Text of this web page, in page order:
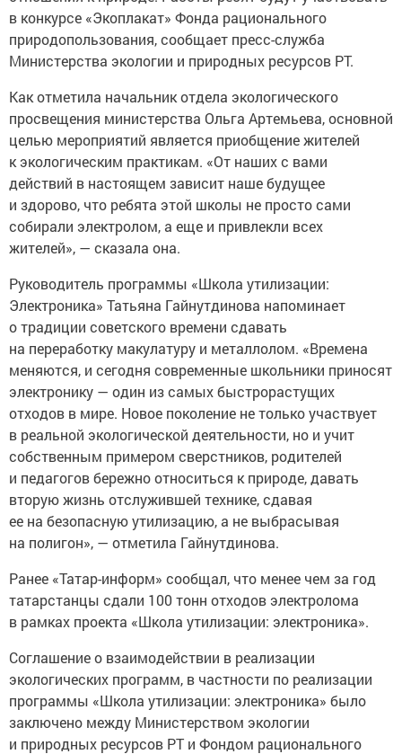
в конкурсе «Экоплакат» Фонда рационального
природопользования, сообщает пресс-служба
Министерства экологии и природных ресурсов РТ.
Как отметила начальник отдела экологического
просвещения министерства Ольга Артемьева, основной
целью мероприятий является приобщение жителей
к экологическим практикам. «От наших с вами
действий в настоящем зависит наше будущее
и здорово, что ребята этой школы не просто сами
собирали электролом, а еще и привлекли всех
жителей», — сказала она.
Руководитель программы «Школа утилизации:
Электроника» Татьяна Гайнутдинова напоминает
о традиции советского времени сдавать
на переработку макулатуру и металлолом. «Времена
меняются, и сегодня современные школьники приносят
электронику — один из самых быстрорастущих
отходов в мире. Новое поколение не только участвует
в реальной экологической деятельности, но и учит
собственным примером сверстников, родителей
и педагогов бережно относиться к природе, давать
вторую жизнь отслужившей технике, сдавая
ее на безопасную утилизацию, а не выбрасывая
на полигон», — отметила Гайнутдинова.
Ранее «Татар-информ» сообщал, что менее чем за год
татарстанцы сдали 100 тонн отходов электролома
в рамках проекта «Школа утилизации: электроника».
Соглашение о взаимодействии в реализации
экологических программ, в частности по реализации
программы «Школа утилизации: электроника» было
заключено между Министерством экологии
и природных ресурсов РТ и Фондом рационального